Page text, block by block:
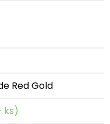
Red Gold
ks)